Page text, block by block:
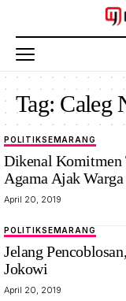
Tag: Caleg
POLITIKSEMARANG
Dikenal Komitmen
Agama Ajak
April 20, 2019
POLITIKSEMARANG
Jelang
Jokowi
April 20, 2019